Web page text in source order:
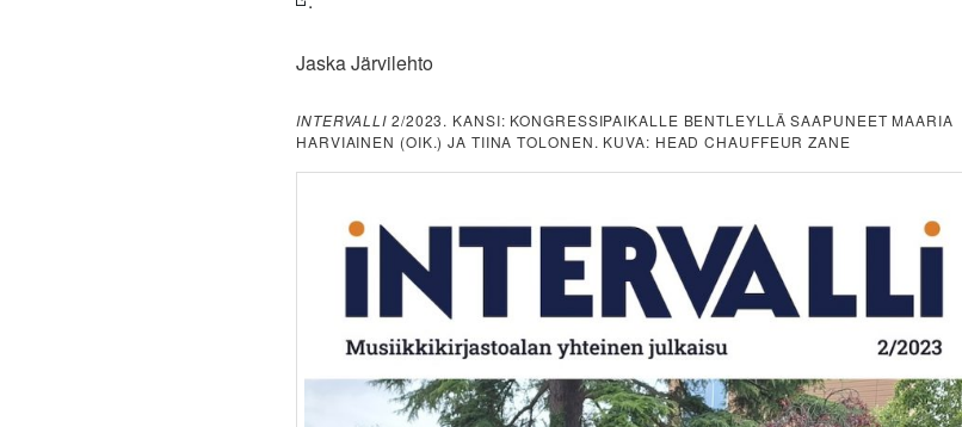
Jaska Järvilehto
INTERVALLI 2/2023. KANSI: KONGRESSIPAIKALLE BENTLEYLLÄ SAAPUNEET MAARIA
HARVIAINEN (OIK.) JA TIINA TOLONEN. KUVA: HEAD CHAUFFEUR ZANE